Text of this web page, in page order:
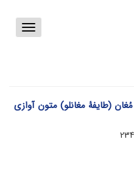
Toggle
(طایفۀ مغانلو) متون آوازی